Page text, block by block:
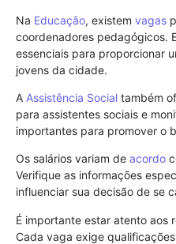
Na Educação, existem vagas
coordenadores pedagógicos.
essenciais para proporcionar
jovens da cidade.
A Assistência Social também
para assistentes sociais e
importantes para promover o
Os salários variam de acordo
Verifique as informações
influenciar sua decisão de se
É importante estar atento aos
Cada vaga exige